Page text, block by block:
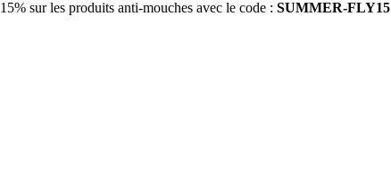
15% sur les produits anti-mouches avec le code : SUMMER-FLY15